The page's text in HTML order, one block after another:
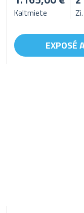
Kaltmiete Zi.
EXPOSÉ